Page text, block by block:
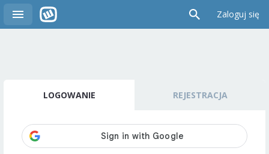
Zaloguj się
LOGOWANIE REJESTRACJA